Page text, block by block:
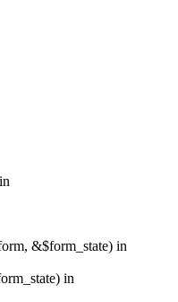
&$form_state) in
in